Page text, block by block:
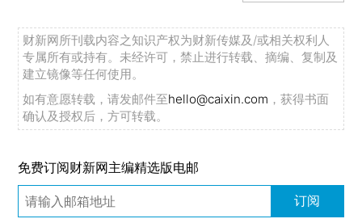
财新网所刊载内容之知识产权为财新传媒及/或相关权利人
专属所有或持有。未经许可，禁止进行转载、摘编、复制及
建立镜像等任何使用。
如有意愿转载，请发邮件至hello@caixin.com ，获得书面
确认及授权后，方可转载。
免费订阅财新网主编精选版电邮
订阅